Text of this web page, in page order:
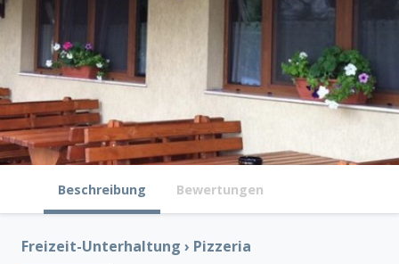
Beschreibung Bewertungen
Freizeit-Unterhaltung › Pizzeria